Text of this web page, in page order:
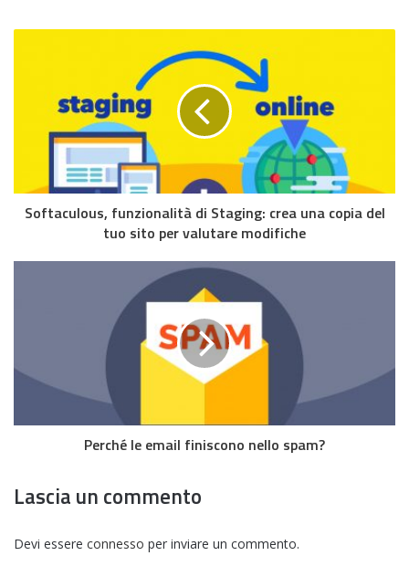
Softaculous, funzionalità di Staging: crea una copia del
tuo sito per valutare modifiche
Perché le email finiscono nello spam?
Lascia un commento
Devi essere connesso per inviare un commento.